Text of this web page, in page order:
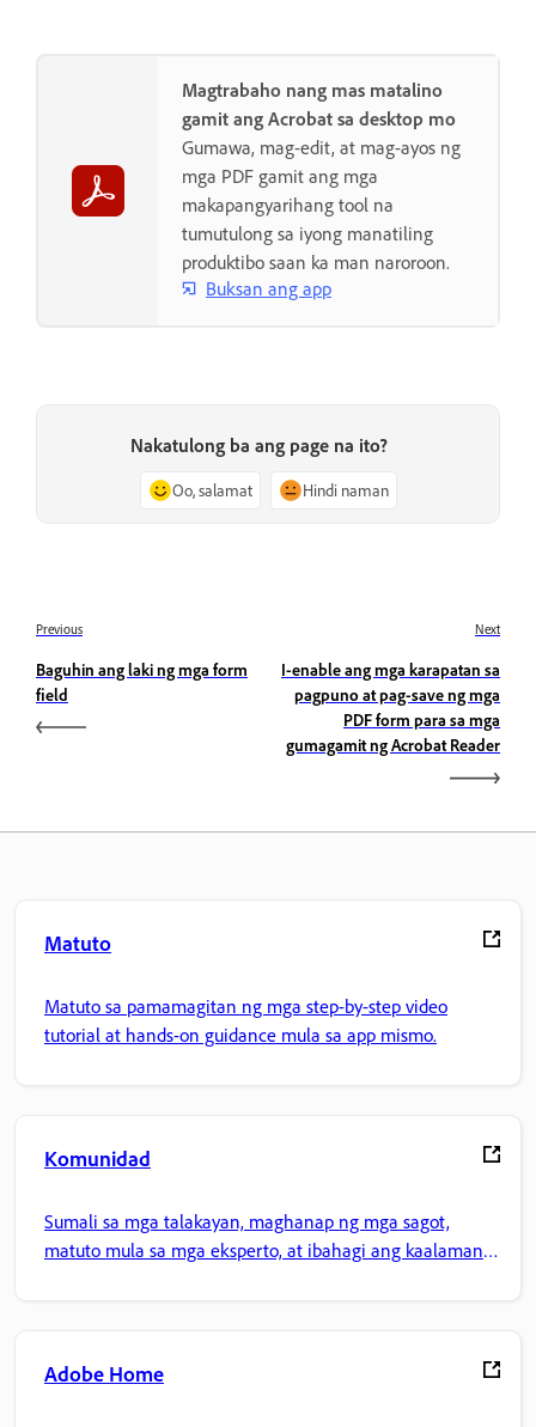
Magtrabaho nang mas matalino
gamit ang Acrobat sa desktop mo
Gumawa, mag-edit, at mag-ayos ng
mga PDF gamit ang mga
makapangyarihang tool na
tumutulong sa iyong manatiling
produktibo saan ka man naroroon.
Buksan ang app
Nakatulong ba ang page na ito?
Oo, salamat Hindi naman
Previous
Baguhin ang laki ng mga form
field
Next
I-enable ang mga karapatan sa
pagpuno at pag-save ng mga
PDF form para sa mga
gumagamit ng Acrobat Reader
Matuto
Matuto sa pamamagitan ng mga step-by-step video
tutorial at hands-on guidance mula sa app mismo.
Komunidad
Sumali sa mga talakayan, maghanap ng mga sagot,
matuto mula sa mga eksperto, at ibahagi ang kaalaman
Adobe Home